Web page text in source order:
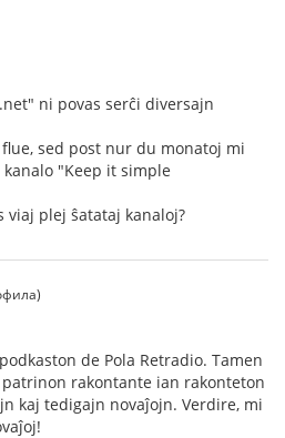
ni povas serĉi diversajn
sed post nur du monatoj mi
"Keep it simple
viaj plej ŝatataj kanaloj?
de Pola Retradio. Tamen
rakontante ian rakonteton
kaj tedigajn novaĵojn. Verdire, mi